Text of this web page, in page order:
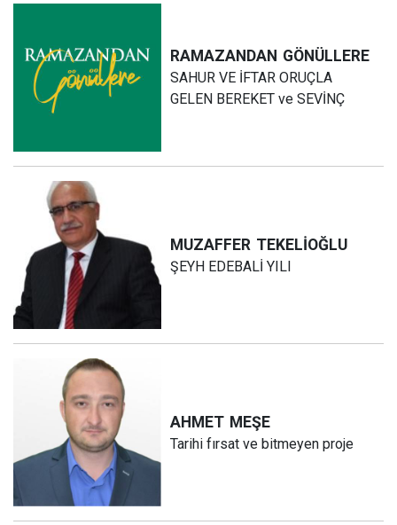
RAMAZANDAN GÖNÜLLERE
SAHUR VE İFTAR ORUÇLA
GELEN BEREKET ve SEVİNÇ
MUZAFFER TEKELİOĞLU
ŞEYH EDEBALİ YILI
AHMET MEŞE
Tarihi fırsat ve bitmeyen proje